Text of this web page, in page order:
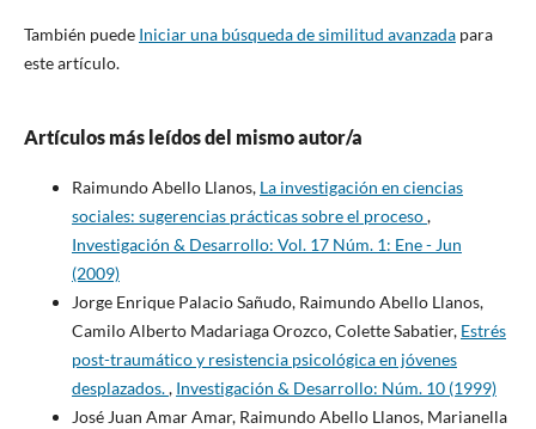
También puede Iniciar una búsqueda de similitud avanzadapara
este artículo.
Artículos más leídos del mismo autor/a
Raimundo Abello Llanos, La investigación en ciencias
sociales: sugerencias prácticas sobre el proceso,
Investigación & Desarrollo: Vol. 17 Núm. 1: Ene - Jun
(2009)
Jorge Enrique Palacio Sañudo, Raimundo Abello Llanos,
Camilo Alberto Madariaga Orozco, Colette Sabatier, Estrés
post-traumático y resistencia psicológica en jóvenes
desplazados., Investigación & Desarrollo: Núm. 10 (1999)
José Juan Amar Amar, Raimundo Abello Llanos, Marianella